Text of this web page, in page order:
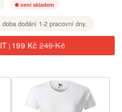
není skladem
dodání 1-2 pracovní dny.
| 199 Kč249 Kč